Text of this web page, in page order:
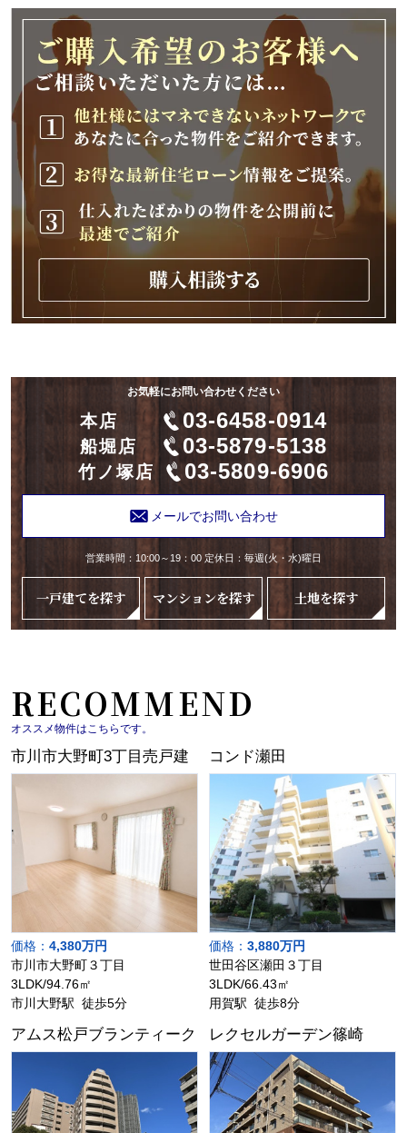
2026年1月9日(金)以降、順次対応させて頂きま
す。
ご不便をおかけいたしますが、何卒ご理解の程
よろしくお願いいたします。
お気軽にお問い合わせください
本店 03-6458-0914
船堀店 03-5879-5138
竹ノ塚店 03-5809-6906
メールでお問い合わせ
営業時間：10:00～19：00 定休日：毎週(火・水)曜日
一戸建てを探す マンションを探す 土地を探す
RECOMMEND
オススメ物件はこちらです。
市川市大野町3丁目売戸建
価格： 4,380万円
市川市大野町３丁目
3LDK/94.76㎡
市川大野駅 徒歩5分
コンド瀬田
価格： 3,880万円
世田谷区瀬田３丁目
3LDK/66.43㎡
用賀駅 徒歩8分
アムス松戸ブランティーク レクセルガーデン篠崎